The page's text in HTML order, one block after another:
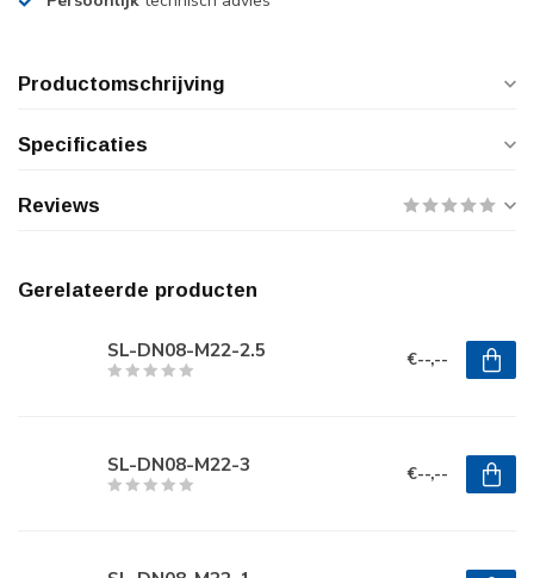
Productomschrijving
Specificaties
Reviews
Gerelateerde producten
SL-DN08-M22-2.5 €--,--
SL-DN08-M22-3 €--,--